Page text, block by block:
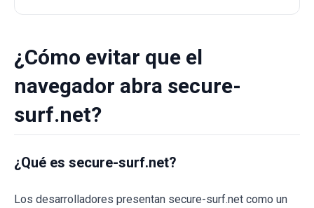
¿Cómo evitar que el
navegador abra secure-
surf.net?
¿Qué es secure-surf.net?
Los desarrolladores presentan secure-surf.net como un